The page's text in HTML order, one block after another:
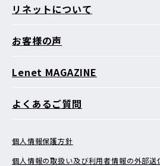
リネットについて
お客様の声
Lenet MAGAZINE
よくあるご質問
個人情報保護方針
個人情報の取扱い及び利用者情報の外部送